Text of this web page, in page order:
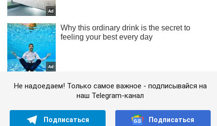
Не надоедаем! Только самое важное - подписывайся на
наш Telegram-канал
Подписаться Подписаться